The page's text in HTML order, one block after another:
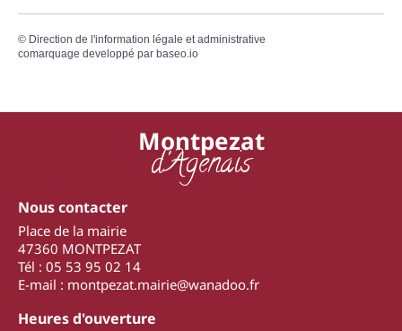
© Direction de l'information légale et administrative
comarquage developpé par baseo.io
Montpezat
d'Agenais
Nous contacter
Place de la mairie
47360 MONTPEZAT
Tél : 05 53 95 02 14
E-mail : montpezat.mairie@wanadoo.fr
Heures d'ouverture